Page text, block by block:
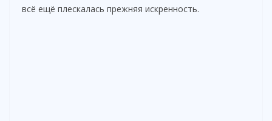
всё ещё плескалась прежняя искренность.